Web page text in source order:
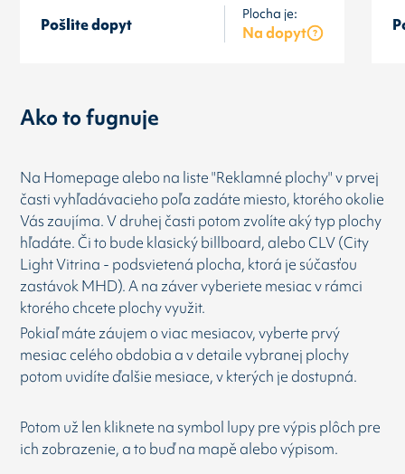
Pošlite dopyt
Plocha je:
Na dopyt
Ako to fugnuje
Na Homepage alebo na liste "Reklamné plochy" v prvej
časti vyhľadávacieho poľa zadáte miesto, ktorého okolie
Vás zaujíma. V druhej časti potom zvolíte aký typ plochy
hľadáte. Či to bude klasický billboard, alebo CLV (City
Light Vitrina - podsvietená plocha, ktorá je súčasťou
zastávok MHD). A na záver vyberiete mesiac v rámci
ktorého chcete plochy využit.
Pokiaľ máte záujem o viac mesiacov, vyberte prvý
mesiac celého obdobia a v detaile vybranej plochy
potom uvidíte ďalšie mesiace, v kterých je dostupná.
Potom už len kliknete na symbol lupy pre výpis plôch pre
ich zobrazenie, a to buď na mapě alebo výpisom.